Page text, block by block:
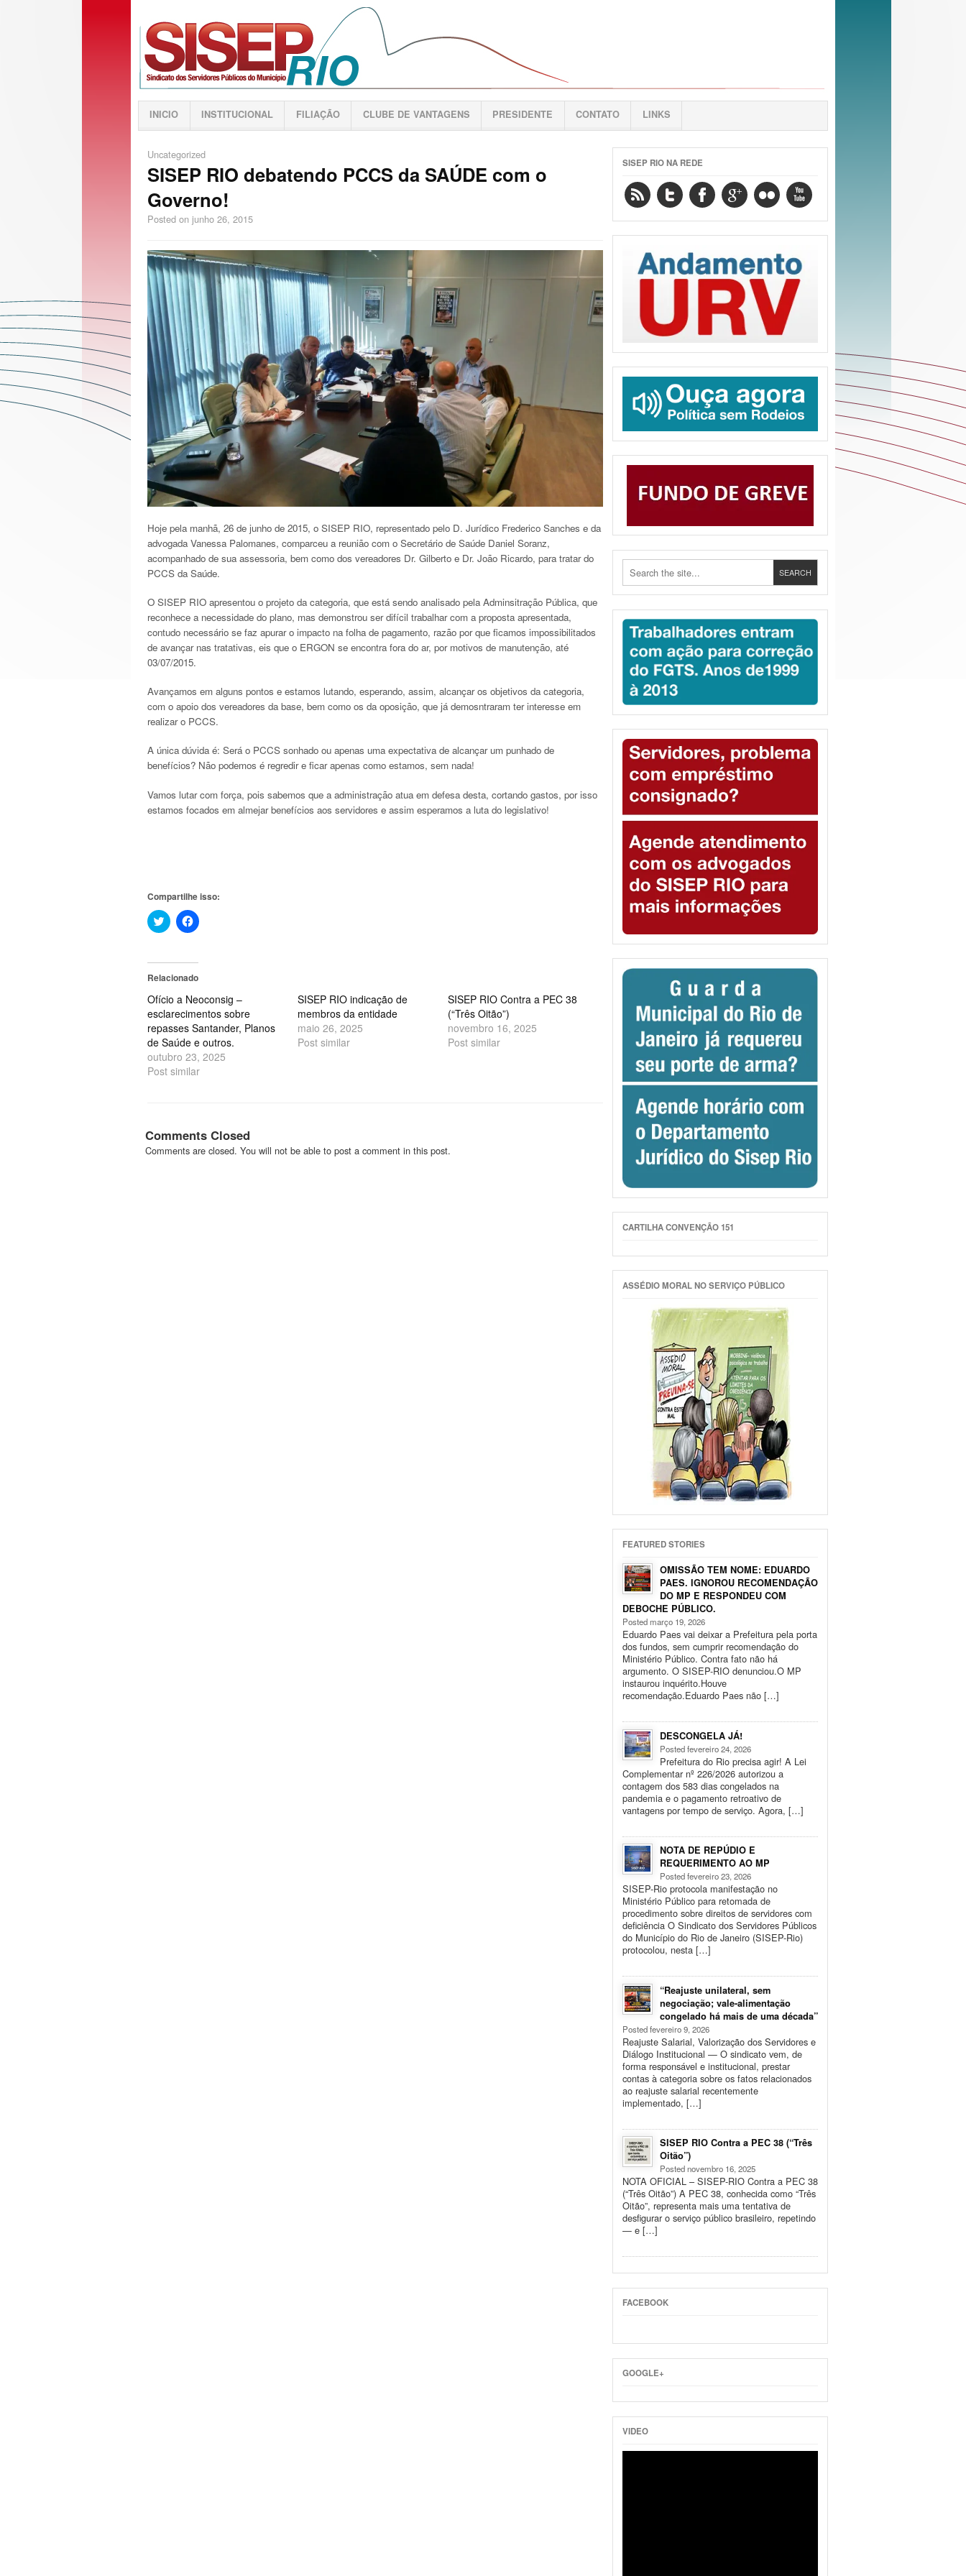
INICIO INSTITUCIONAL FILIAÇÃO CLUBE DE VANTAGENS PRESIDENTE CONTATO LINKS
Uncategorized
SISEP RIO debatendo PCCS da SAÚDE com o
Governo!
Posted on junho 26, 2015
Hoje pela manhã, 26 de junho de 2015, o SISEP RIO, representado pelo D. Jurídico Frederico Sanches e da
advogada Vanessa Palomanes, comparceu a reunião com o Secretário de Saúde Daniel Soranz,
acompanhado de sua assessoria, bem como dos vereadores Dr. Gilberto e Dr. João Ricardo, para tratar do
PCCS da Saúde.
O SISEP RIO apresentou o projeto da categoria, que está sendo analisado pela Adminsitração Pública, que
reconhece a necessidade do plano, mas demonstrou ser difícil trabalhar com a proposta apresentada,
contudo necessário se faz apurar o impacto na folha de pagamento, razão por que ficamos impossibilitados
de avançar nas tratativas, eis que o ERGON se encontra fora do ar, por motivos de manutenção, até
03/07/2015.
Avançamos em alguns pontos e estamos lutando, esperando, assim, alcançar os objetivos da categoria,
com o apoio dos vereadores da base, bem como os da oposição, que já demosntraram ter interesse em
realizar o PCCS.
A única dúvida é: Será o PCCS sonhado ou apenas uma expectativa de alcançar um punhado de
benefícios? Não podemos é regredir e ficar apenas como estamos, sem nada!
Vamos lutar com força, pois sabemos que a administração atua em defesa desta, cortando gastos, por isso
estamos focados em almejar benefícios aos servidores e assim esperamos a luta do legislativo!
Compartilhe isso:
Clique
para
em
nova
janela)
Clique
para
em
nova
janela)
Relacionado
Ofício a Neoconsig –
esclarecimentos sobre
repasses Santander, Planos
de Saúde e outros.
outubro 23, 2025
Post similar
SISEP RIO indicação de
membros da entidade
maio 26, 2025
Post similar
SISEP RIO Contra a PEC 38
(“Três Oitão”)
novembro 16, 2025
Post similar
Comments Closed
Comments are closed. You will not be able to post a comment in this post.
SISEP RIO NA REDE
CARTILHA CONVENÇÃO 151
ASSÉDIO MORAL NO SERVIÇO PÚBLICO
FEATURED STORIES
OMISSÃO TEM NOME: EDUARDO
PAES. IGNOROU RECOMENDAÇÃO
DO MP E RESPONDEU COM
DEBOCHE PÚBLICO.
Posted março 19, 2026
Eduardo Paes vai deixar a Prefeitura pela porta
dos fundos, sem cumprir recomendação do
Ministério Público. Contra fato não há
argumento. O SISEP-RIO denunciou.O MP
instaurou inquérito.Houve
recomendação.Eduardo Paes não […]
DESCONGELA JÁ!
Posted fevereiro 24, 2026
Prefeitura do Rio precisa agir! A Lei
Complementar nº 226/2026 autorizou a
contagem dos 583 dias congelados na
pandemia e o pagamento retroativo de
vantagens por tempo de serviço. Agora, […]
NOTA DE REPÚDIO E
REQUERIMENTO AO MP
Posted fevereiro 23, 2026
SISEP-Rio protocola manifestação no
Ministério Público para retomada de
procedimento sobre direitos de servidores com
deficiência O Sindicato dos Servidores Públicos
do Município do Rio de Janeiro (SISEP-Rio)
protocolou, nesta […]
“Reajuste unilateral, sem
negociação; vale-alimentação
congelado há mais de uma década”
Posted fevereiro 9, 2026
Reajuste Salarial, Valorização dos Servidores e
Diálogo Institucional — O sindicato vem, de
forma responsável e institucional, prestar
contas à categoria sobre os fatos relacionados
ao reajuste salarial recentemente
implementado, […]
SISEP RIO Contra a PEC 38 (“Três
Oitão”)
Posted novembro 16, 2025
NOTA OFICIAL – SISEP-RIO Contra a PEC 38
(“Três Oitão”) A PEC 38, conhecida como “Três
Oitão”, representa mais uma tentativa de
desfigurar o serviço público brasileiro, repetindo
— e […]
FACEBOOK
GOOGLE+
VIDEO